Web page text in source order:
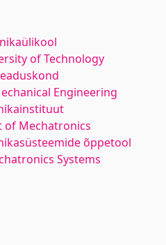
of Technology
Engineering
of Mechatronics
õppetool
Systems